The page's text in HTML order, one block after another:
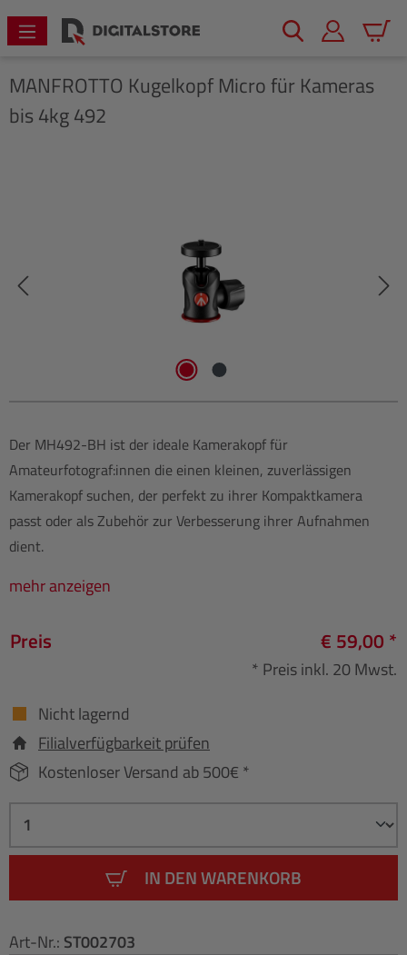
springen
MANFROTTO Kugelkopf Micro für Kameras
bis 4kg 492
Der MH492-BH ist der ideale Kamerakopf für
Amateurfotograf:innen die einen kleinen, zuverlässigen
Kamerakopf suchen, der perfekt zu ihrer Kompaktkamera
passt oder als Zubehör zur Verbesserung ihrer Aufnahmen
dient.
mehr anzeigen
Preis € 59,00 *
* Preis inkl. 20 Mwst.
Nicht lagernd
Filialverfügbarkeit prüfen
Kostenloser Versand ab 500€ *
IN DEN WARENKORB
Art-Nr.: ST002703